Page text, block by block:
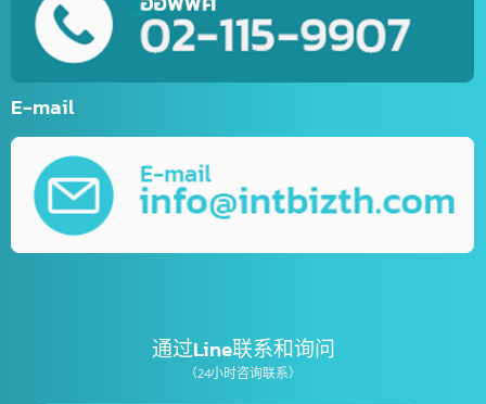
各类网络营销（Online Marketing）第一名
平面设计服务
IT业务咨询服务、营销
公司注册服务
เบอร์โทรติดต่อ